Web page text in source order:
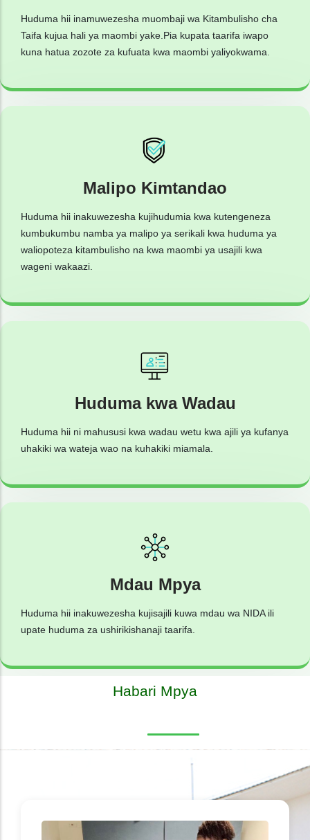
Huduma hii inamuwezesha muombaji wa Kitambulisho cha
Taifa kujua hali ya maombi yake.Pia kupata taarifa iwapo
kuna hatua zozote za kufuata kwa maombi yaliyokwama.
Malipo Kimtandao
Huduma hii inakuwezesha kujihudumia kwa kutengeneza
kumbukumbu namba ya malipo ya serikali kwa huduma ya
waliopoteza kitambulisho na kwa maombi ya usajili kwa
wageni wakaazi.
Huduma kwa Wadau
Huduma hii ni mahususi kwa wadau wetu kwa ajili ya kufanya
uhakiki wa wateja wao na kuhakiki miamala.
Mdau Mpya
Huduma hii inakuwezesha kujisajili kuwa mdau wa NIDA ili
upate huduma za ushirikishanaji taarifa.
Habari Mpya